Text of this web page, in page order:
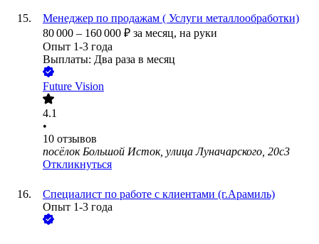
Менеджер по продажам ( Услуги металлообработки)
80 000 – 160 000 ₽ за месяц, на руки
Опыт 1-3 года
Выплаты: Два раза в месяц
Future Vision
4.1
•
10 отзывов
посёлок Большой Исток, улица Луначарского, 20с3
Откликнуться
Специалист по работе с клиентами (г.Арамиль)
Опыт 1-3 года